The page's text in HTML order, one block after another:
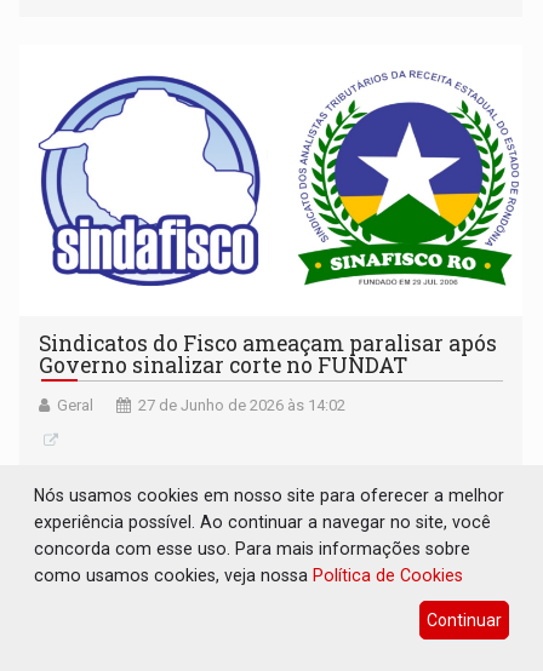
Sindicatos do Fisco ameaçam paralisar após
Governo sinalizar corte no FUNDAT
Geral 27 de Junho de 2026 às 14:02
Nós usamos cookies em nosso site para oferecer a melhor
experiência possível. Ao continuar a navegar no site, você
concorda com esse uso. Para mais informações sobre
como usamos cookies, veja nossa Política de Cookies
Continuar